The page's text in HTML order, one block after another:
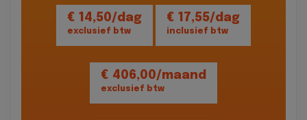
€ 14,50/dag
exclusief btw
€ 17,55/dag
inclusief btw
€ 406,00/maand
exclusief btw